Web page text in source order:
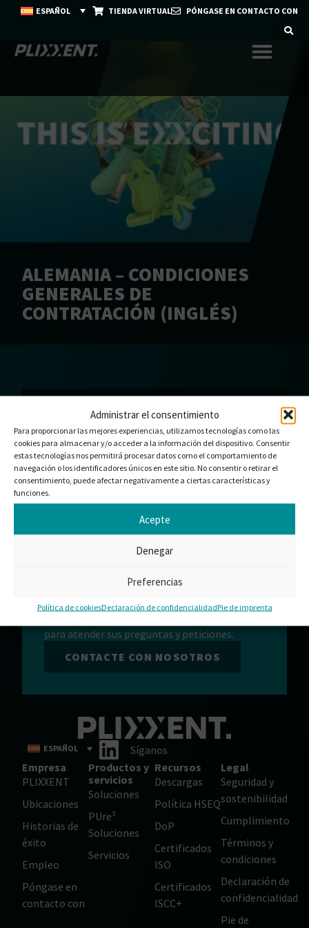
Administrar el consentimiento
Para proporcionar las mejores experiencias, utilizamos tecnologías como las
cookies para almacenar y/o acceder a la información del dispositivo. Consentir
estas tecnologías nos permitirá procesar datos como el comportamiento de
navegación o los identificadores únicos en este sitio. No consentir o retirar el
consentimiento, puede afectar negativamente a ciertas características y
funciones.
Acepte
Denegar
Preferencias
Política de cookiesDeclaración de confidencialidadPie de imprenta
ESPAÑOL TIENDA VIRTUAL PÓNGASE EN CONTACTO CON
ALEMANIA – CONDICIONES
GENERALES DE
CONTRATACIÓN (INGLÉS)
DESCARGA DE RECURSOS
Gracias por su interés en Alemania – Condiciones
generales de contratación (inglés). Si su descarga
aún no ha comenzado, haga clic en descargar.
DESCARGAR
¿LE GUSTARÍA TRABAJAR
CON NOSOTROS?
personalizados adaptados a sus necesidades.
para atender sus preguntas y peticiones.
CONTACTE CON NOSOTROS
ESPAÑOL
Síganos
Empresa
PLIXXENT
Ubicaciones
Historias de
éxito
Empleo
Póngase en
contacto con
Productos y
servicios
Soluciones
PUre³
Soluciones
Servicios
Recursos
Descargas
Política HSEQ
DoP
Certificados
ISO
Certificados
ISCC+
Legal
Seguridad y
sostenibilidad
Cumplimiento
Términos y
condiciones
Declaración de
confidencialidad
Pie de